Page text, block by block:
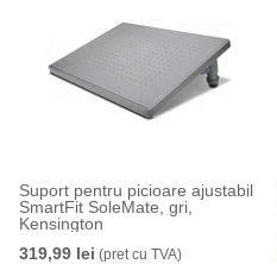
Suport pentru picioare ajustabil
SmartFit SoleMate, gri,
Kensington
319,99 lei (pret cu TVA)